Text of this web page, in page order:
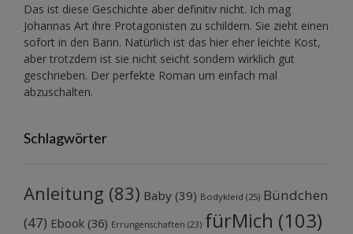
Das ist diese Geschichte aber definitiv nicht. Ich mag
Johannas Art ihre Protagonisten zu schildern. Sie zieht einen
sofort in den Bann. Natürlich ist das hier eher leichte Kost,
aber trotzdem ist sie nicht seicht sondern wirklich gut
geschrieben. Der perfekte Roman um einfach mal
abzuschalten.
Schlagwörter
Anleitung (83) Baby (39) Bodykleid (25) Bündchen
(47) Ebook (36) Errungenschaften (23) fürMich (103)